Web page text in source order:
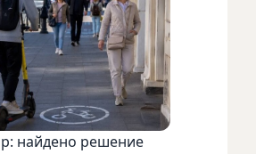
найдено решение